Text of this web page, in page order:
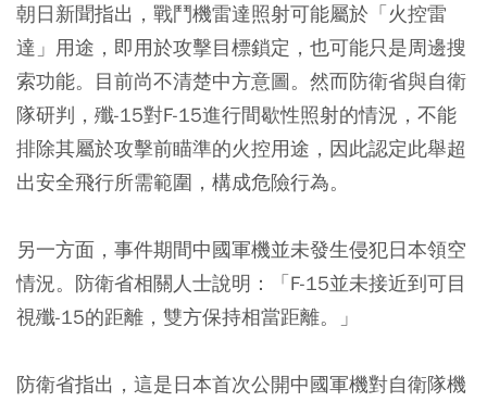
朝日新聞指出，戰鬥機雷達照射可能屬於「火控雷
達」用途，即用於攻擊目標鎖定，也可能只是周邊搜
索功能。目前尚不清楚中方意圖。然而防衛省與自衛
隊研判，殲-15對F-15進行間歇性照射的情況，不能
排除其屬於攻擊前瞄準的火控用途，因此認定此舉超
出安全飛行所需範圍，構成危險行為。
另一方面，事件期間中國軍機並未發生侵犯日本領空
情況。防衛省相關人士說明：「F-15並未接近到可目
視殲-15的距離，雙方保持相當距離。」
防衛省指出，這是日本首次公開中國軍機對自衛隊機